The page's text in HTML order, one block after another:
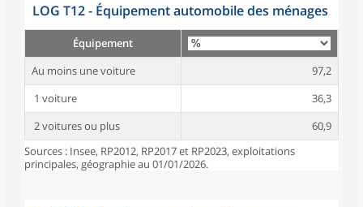
LOG T12 - Équipement automobile des ménages
Équipement
Au moins une voiture
97,2
1 voiture
36,3
2 voitures ou plus
60,9
Sources : Insee, RP2012, RP2017 et RP2023, exploitations
principales, géographie au 01/01/2026.